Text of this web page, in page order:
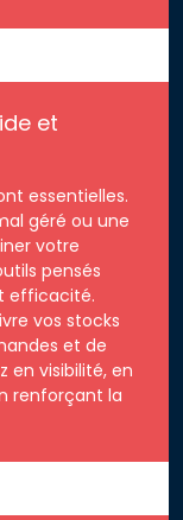
et
essentielles.
géré ou une
votre
pensés
efficacité.
vos stocks
et de
en visibilité, en
renforçant la